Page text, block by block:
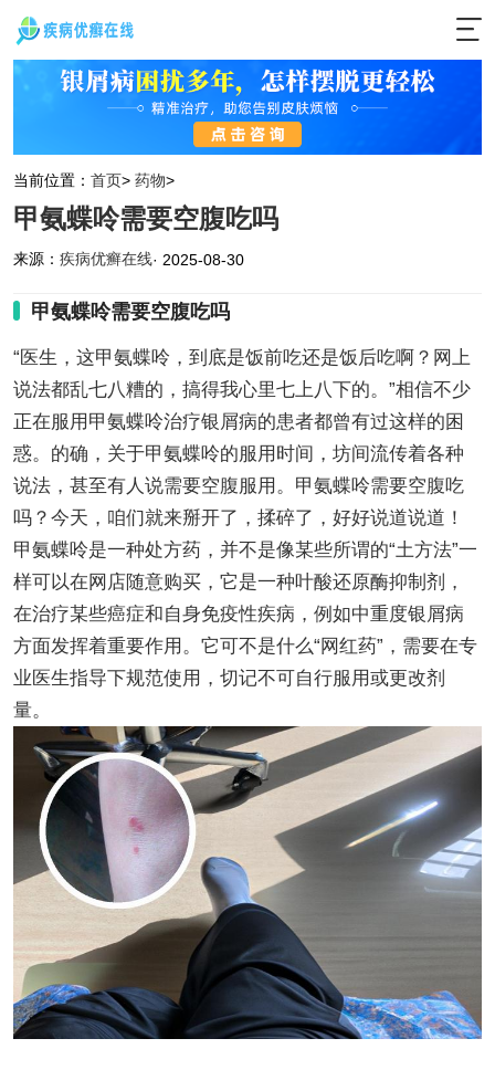
当前位置： 首页> 药物>
甲氨蝶呤需要空腹吃吗
来源： 疾病优癣在线· 2025-08-30
甲氨蝶呤需要空腹吃吗
“医生，这甲氨蝶呤，到底是饭前吃还是饭后吃啊？网上
说法都乱七八糟的，搞得我心里七上八下的。”相信不少
正在服用甲氨蝶呤治疗银屑病的患者都曾有过这样的困
惑。的确，关于甲氨蝶呤的服用时间，坊间流传着各种
说法，甚至有人说需要空腹服用。甲氨蝶呤需要空腹吃
吗？今天，咱们就来掰开了，揉碎了，好好说道说道！
甲氨蝶呤是一种处方药，并不是像某些所谓的“土方法”一
样可以在网店随意购买，它是一种叶酸还原酶抑制剂，
在治疗某些癌症和自身免疫性疾病，例如中重度银屑病
方面发挥着重要作用。它可不是什么“网红药”，需要在专
业医生指导下规范使用，切记不可自行服用或更改剂
量。